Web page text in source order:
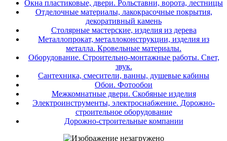
Окна пластиковые, двери. Рольставни, ворота, лестницы
Отделочные материалы, лакокрасочные покрытия,
декоративный камень
Столярные мастерские, изделия из дерева
Металлопрокат, металлоконструкции, изделия из
металла. Кровельные материалы.
Оборудование. Строительно-монтажные работы. Свет,
звук.
Сантехника, смесители, ванны, душевые кабины
Обои. Фотообои
Межкомнатные двери. Скобяные изделия
Электроинструменты, электроснабжение. Дорожно-
строительное оборудование
Дорожно-строительные компании